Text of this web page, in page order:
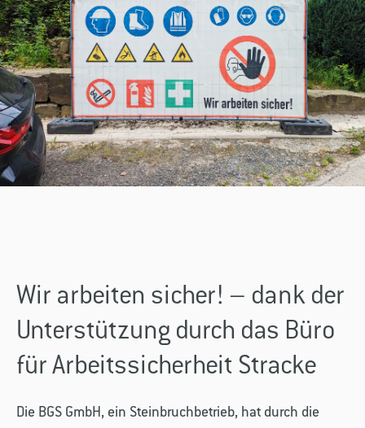
Wir arbeiten sicher! – dank der
Unterstützung durch das Büro
für Arbeitssicherheit Stracke
Die BGS GmbH, ein Steinbruchbetrieb, hat durch die